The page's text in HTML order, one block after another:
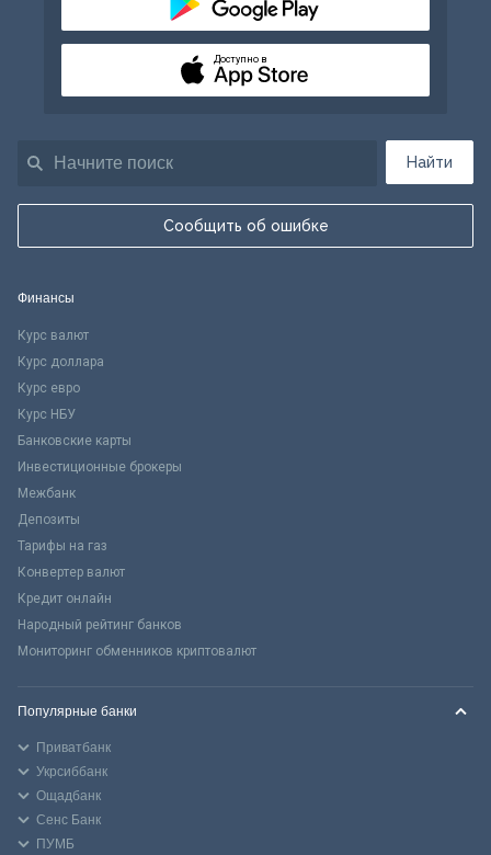
Найти
Сообщить об ошибке
Доступно в
Финансы
Курс валют
Курс доллара
Курс евро
Курс НБУ
Банковские карты
Инвестиционные брокеры
Межбанк
Депозиты
Тарифы на газ
Конвертер валют
Кредит онлайн
Народный рейтинг банков
Мониторинг обменников криптовалют
Популярные банки
Приватбанк
Укрсиббанк
Ощадбанк
Сенс Банк
ПУМБ